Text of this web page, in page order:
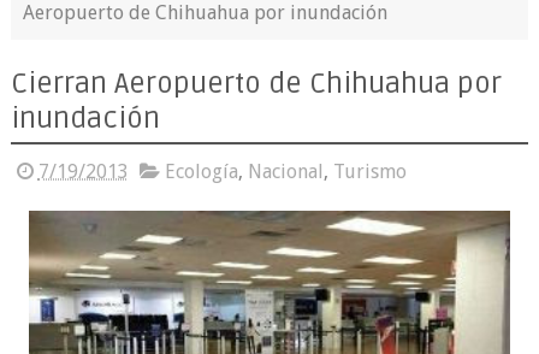
Aeropuerto de Chihuahua por inundación
Cierran Aeropuerto de Chihuahua por
inundación
7/19/2013 Ecología, Nacional, Turismo